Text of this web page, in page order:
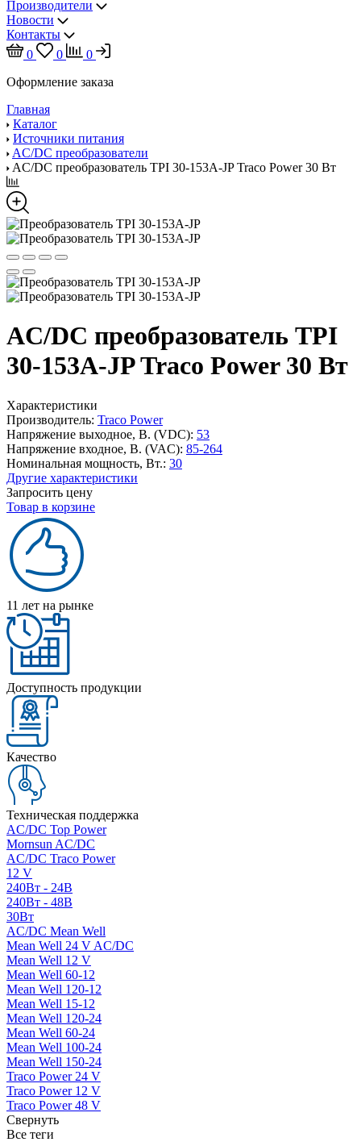
Производители
Новости
Контакты
0
0
0
Оформление заказа
Главная
Каталог
Источники питания
AC/DC преобразователи
AC/DC преобразователь TPI 30-153A-JP Traco Power 30 Вт
AC/DC преобразователь TPI
30-153A-JP Traco Power 30 Вт
Характеристики
Производитель: Traco Power
Напряжение выходное, В. (VDC): 53
Напряжение входное, В. (VAC): 85-264
Номинальная мощность, Вт.: 30
Другие характеристики
Запросить цену
Товар в корзине
11 лет на рынке
Доступность продукции
Качество
Техническая поддержка
AC/DC Top Power
Mornsun AC/DC
AC/DC Traco Power
12 V
240Вт - 24В
240Вт - 48В
30Вт
AC/DC Mean Well
Mean Well 24 V AC/DC
Mean Well 12 V
Mean Well 60-12
Mean Well 120-12
Mean Well 15-12
Mean Well 120-24
Mean Well 60-24
Mean Well 100-24
Mean Well 150-24
Traco Power 24 V
Traco Power 12 V
Traco Power 48 V
Свернуть
Все теги